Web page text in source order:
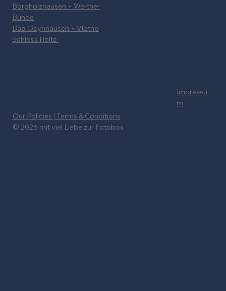
Borgholzhausen + Werther
Bünde
Bad Oeynhausen + Vlotho
Schloss Holte
Impressu
m
© 2026 mit viel Liebe zur Fotobox
Our Policies | Terms & Conditions